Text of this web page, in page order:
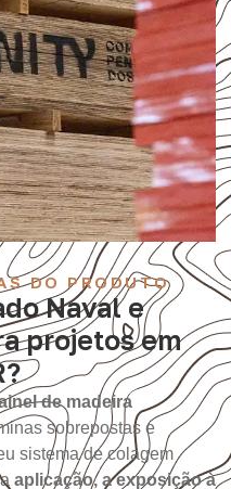
DO PRODUTO
Naval e
projetos em
de madeira
sobrepostas e
sistema de colagem
aplicação, a exposição à